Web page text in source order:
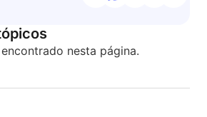
nesta página.